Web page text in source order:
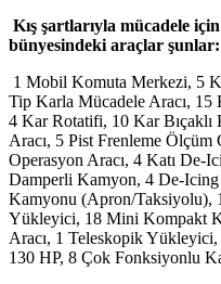
Kış şartlarıyla mücadele
bünyesindeki araçlar şunlar:
1 Mobil Komuta Merkezi, 5
Tip Karla Mücadele Aracı, 15
4 Kar Rotatifi, 10 Kar Bıçaklı
Aracı, 5 Pist Frenleme
Operasyon Aracı, 4 Katı De-
Damperli Kamyon, 4 De-
Kamyonu (Apron/Taksiyolu),
Yükleyici, 18 Mini Kompakt
Aracı, 1 Teleskopik
130 HP, 8 Çok Fonksiyonlu